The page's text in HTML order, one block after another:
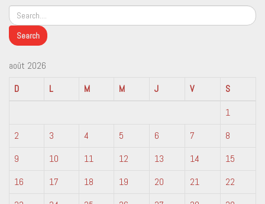
août 2026
D
L M M J V
S
1
2
3 4 5 6 7
8
9
10 11 12 13 14
15
16
17 18 19 20 21
22